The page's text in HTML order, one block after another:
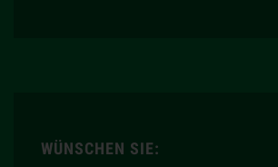
WÜNSCHEN SIE: